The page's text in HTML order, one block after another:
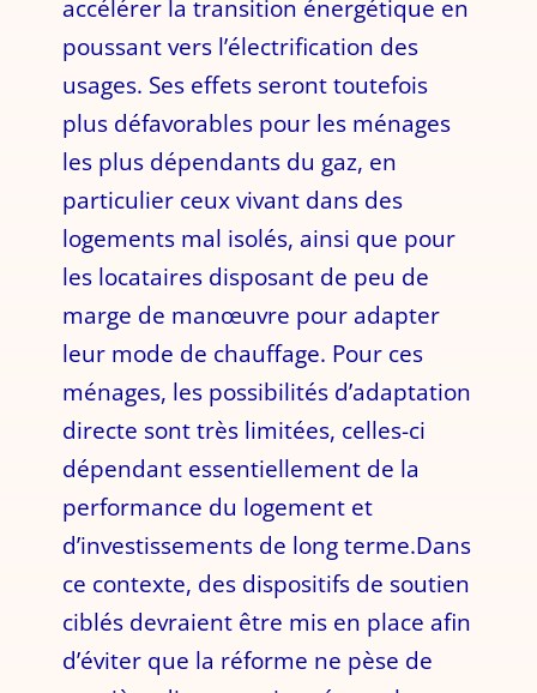
accélérer la transition énergétique en
poussant vers l’électrification des
usages. Ses effets seront toutefois
plus défavorables pour les ménages
les plus dépendants du gaz, en
particulier ceux vivant dans des
logements mal isolés, ainsi que pour
les locataires disposant de peu de
marge de manœuvre pour adapter
leur mode de chauffage. Pour ces
ménages, les possibilités d’adaptation
directe sont très limitées, celles-ci
dépendant essentiellement de la
performance du logement et
d’investissements de long terme.Dans
ce contexte, des dispositifs de soutien
ciblés devraient être mis en place afin
d’éviter que la réforme ne pèse de